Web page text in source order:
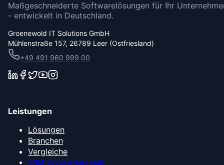
Maßgeschneiderte Softwarelösungen für Ihr
- entwickelt in Deutschland.
Groenewold IT Solutions GmbH
Mühlenstraße 157, 26789 Leer (Ostfriesland)
+49 491 960 999 00
Leistungen
Lösungen
Branchen
Vergleiche
CRM-System-Vergleich